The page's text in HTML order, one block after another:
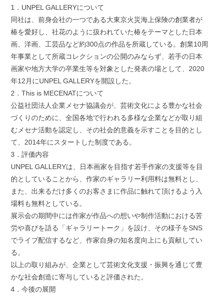
1．UNPEL GALLERYについて
同社は、前身会社の一つである大東京火災海上保険の創業者が
椿を愛好し、社花のように扱われていた椿をテーマとした日本
画、洋画、工芸品など約300点の作品を所蔵している。創業10周
年事業として所蔵コレクションの公開のみならず、若手の日本
画家や地方大学の卒業生等を対象とした発表の場として、2020
年12月にUNPEL GALLERYを開設した。
2．This is MECENATについて
公益社団法人企業メセナ協議会が、芸術文化による豊かな社会
づくりのために、全国各地で行われる多様な企業などが取り組
むメセナ活動を認定し、その社会的意義を示すことを目的とし
て、2014年にスタートした制度である。
3．評価内容
UNPEL GALLERYは、日本画家を目指す若手作家の支援等を目
的としていることから、作家のギャラリー利用料は無料とし、
また、出来るだけ多くのお客さまに作品に触れて頂けるよう入
場料も無料としている。
展示会の期間中には作家が作品への想いや制作活動における苦
労や喜びを語る「ギャラリートーク」を設け、その様子をSNS
でライブ配信するなど、作家自身の知名度向上にも貢献してい
る。
以上の取り組みが、企業として芸術文化支援・振興を通じて豊
かな社会創造に寄与していると評価された。
4．今後の展開